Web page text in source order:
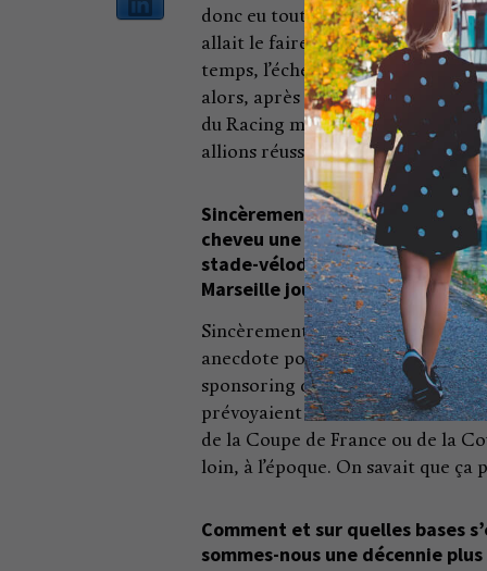
donc eu toute de suite la
allait le faire. Je n’ai pas eu le
temps, l’échéance précise à
alors, après avoir quitté
du Racing me séduisait
allions réussir…
Sincèrement, on vous aurait
cheveu une qualification
stade-vélodrome et ses 65 000
Marseille jouait une bonne part
Sincèrement, peut-être… Oui,
anecdote pour appuyer ma
sponsoring des clauses précises
prévoyaient noir sur blanc des
de la Coupe de France ou de la
loin, à l’époque. On savait que
Comment et sur quelles bases
sommes-nous une décennie